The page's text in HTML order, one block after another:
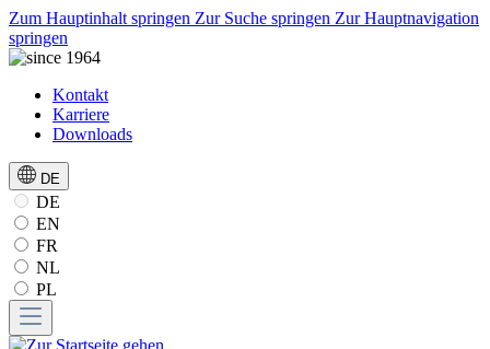
Zum Hauptinhalt springen Zur Suche springen Zur Hauptnavigation
springen
Kontakt
Karriere
Downloads
DE
DE
EN
FR
NL
PL